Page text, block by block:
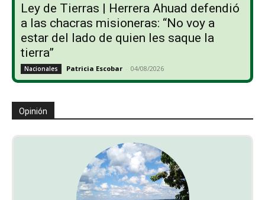
Ley de Tierras | Herrera Ahuad defendió
a las chacras misioneras: “No voy a
estar del lado de quien les saque la
tierra”
Nacionales Patricia Escobar - 04/08/2026
Opinión